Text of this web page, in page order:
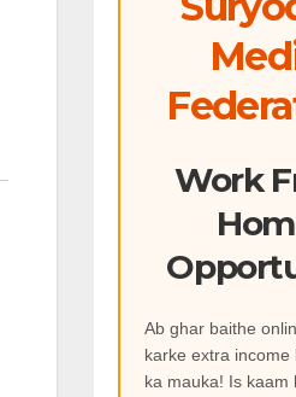
Work
Ab ghar baithe
karke extra income
ka mauka! Is kaam